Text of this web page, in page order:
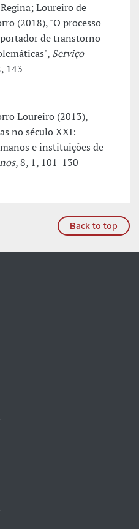
Loureiro de
(2018), "O processo
de transtorno
Serviço
143
Loureiro (2013),
no século XXI:
e instituições de
, 8, 1, 101-130
Back to top